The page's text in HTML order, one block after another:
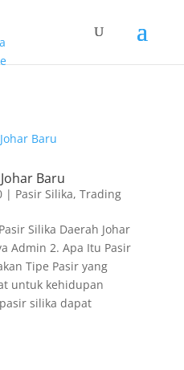
Baru
| Pasir Silika, Trading
Silika Daerah Johar
Admin 2. Apa Itu Pasir
Tipe Pasir yang
untuk kehidupan
silika dapat